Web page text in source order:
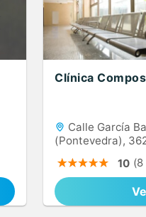
Clínica
Calle García
(Pontevedra),
10